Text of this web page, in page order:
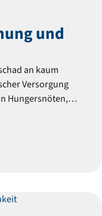
und
an kaum
Versorgung
Hungersnöten,
durch